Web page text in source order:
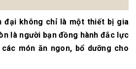
đại không chỉ là một thiết bị gia
là người bạn đồng hành đắc lực
món ăn ngon, bổ dưỡng cho